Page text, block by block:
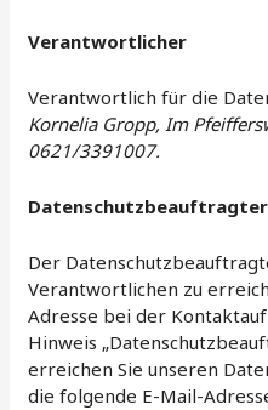
Verantwortlicher
Verantwortlich für die
Kornelia Gropp, Im
0621/3391007.
Datenschutzbeauftragter
Der
Verantwortlichen zu
Adresse bei der
Hinweis
erreichen Sie unseren
die folgende E-Mail-